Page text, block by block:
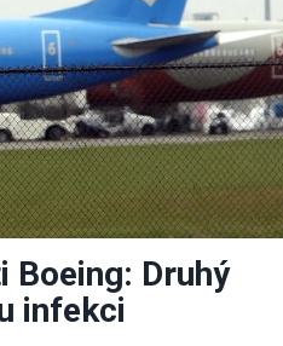
Boeing: Druhý
infekci